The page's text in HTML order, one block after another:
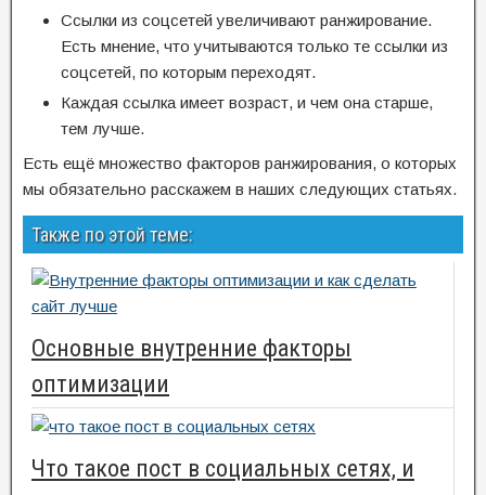
Ссылки из соцсетей увеличивают ранжирование.
Есть мнение, что учитываются только те ссылки из
соцсетей, по которым переходят.
Каждая ссылка имеет возраст, и чем она старше,
тем лучше.
Есть ещё множество факторов ранжирования, о которых
мы обязательно расскажем в наших следующих статьях.
Также по этой теме:
Основные внутренние факторы
оптимизации
Что такое пост в социальных сетях, и